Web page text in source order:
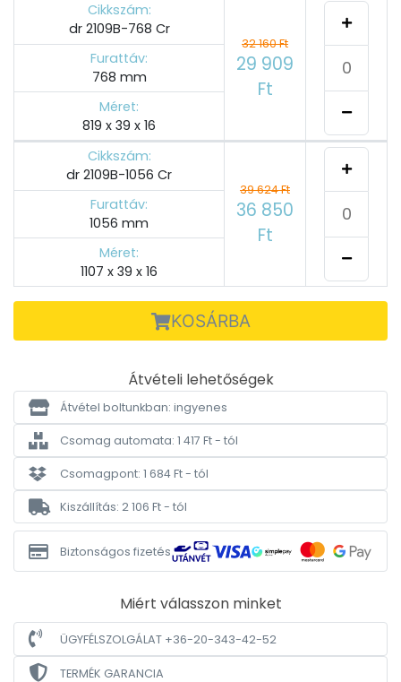
Cikkszám:
dr 2109B-768 Cr
32 160 Ft
29 909
Ft
Furattáv:
768 mm
Méret:
819 x 39 x 16
Cikkszám:
dr 2109B-1056 Cr
39 624 Ft
36 850
Ft
Furattáv:
1056 mm
Méret:
1107 x 39 x 16
KOSÁRBA
Átvételi lehetőségek
Átvétel boltunkban: ingyenes
Csomag automata: 1 417 Ft - tól
Csomagpont: 1 684 Ft - tól
Kiszállítás: 2 106 Ft - tól
Biztonságos fizetés
Miért válasszon minket
ÜGYFÉLSZOLGÁLAT +36-20-343-42-52
TERMÉK GARANCIA